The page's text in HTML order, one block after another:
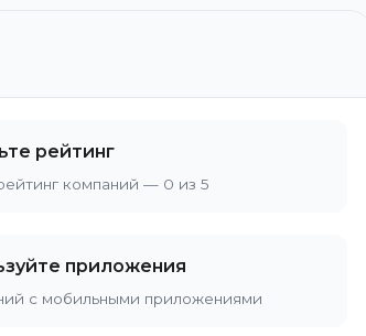
рейтинг
компаний — 0 из 5
приложения
с мобильными приложениями